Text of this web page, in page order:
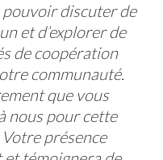
discuter de
et d’explorer de
de coopération
communauté.
que vous
nous pour cette
présence